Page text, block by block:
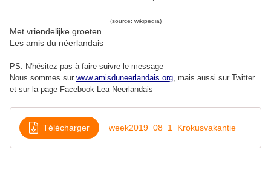
(source: wikipedia)
Met vriendelijke groeten
Les amis du néerlandais
PS: N'hésitez pas à faire suivre le message
Nous sommes sur www.amisduneerlandais.org, mais aussi sur Twitter
et sur la page Facebook Lea Neerlandais
Télécharger week2019_08_1_Krokusvakantie